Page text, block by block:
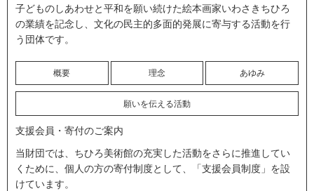
子どものしあわせと平和を願い続けた絵本画家いわさきちひろ
の業績を記念し、文化の民主的多面的発展に寄与する活動を行
う団体です。
概要 理念 あゆみ
願いを伝える活動
支援会員・寄付のご案内
当財団では、ちひろ美術館の充実した活動をさらに推進してい
くために、個人の方の寄付制度として、「支援会員制度」を設
けています。